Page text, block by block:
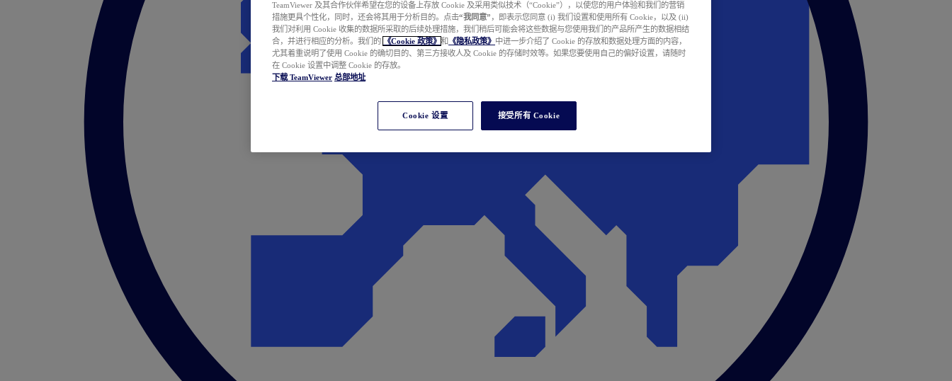
TeamViewer 及其合作伙伴希望在您的设备上存放 Cookie 及采用类似技术（“Cookie”），以使您的用户体验和我们的营销
措施更具个性化，同时，还会将其用于分析目的。点击“我同意” ，即表示您同意 (i) 我们设置和使用所有 Cookie，以及 (ii)
我们对利用 Cookie 收集的数据所采取的后续处理措施，我们稍后可能会将这些数据与您使用我们的产品所产生的数据相结
合，并进行相应的分析。我们的
《Cookie 政策》 和 《隐私政策》 中进一步介绍了 Cookie 的存放和数据处理方面的内容，
尤其着重说明了使用 Cookie 的确切目的、第三方接收人及 Cookie 的存储时效等。如果您要使用自己的偏好设置，请随时
在 Cookie 设置中调整 Cookie 的存放。
下载 TeamViewer 总部地址
Cookie 设置 接受所有 Cookie